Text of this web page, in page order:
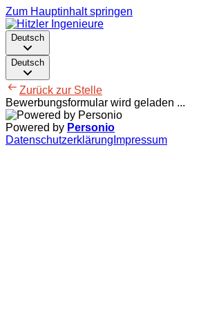
Zum Hauptinhalt springen
Deutsch
Deutsch
Zurück zur Stelle
Bewerbungsformular wird geladen ...
Powered by Personio
Datenschutzerklärung Impressum